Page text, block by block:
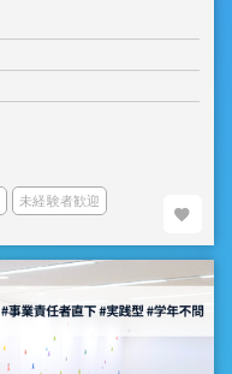
未経験者歓迎